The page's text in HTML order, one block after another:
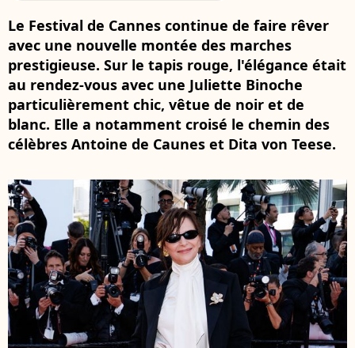
Le Festival de Cannes continue de faire rêver
avec une nouvelle montée des marches
prestigieuse. Sur le tapis rouge, l'élégance était
au rendez-vous avec une Juliette Binoche
particulièrement chic, vêtue de noir et de
blanc. Elle a notamment croisé le chemin des
célèbres Antoine de Caunes et Dita von Teese.